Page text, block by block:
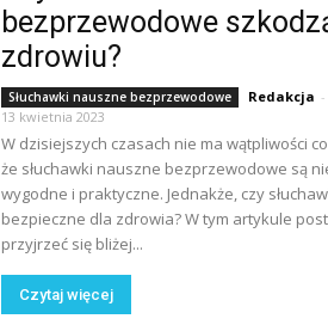
bezprzewodowe
zdrowiu?
Słuchawki nauszne bezprzewodowe Redakcja -
13 kwietnia 2023
W dzisiejszych czasach nie ma wątpliwości
że słuchawki nauszne bezprzewodowe są
wygodne i praktyczne. Jednakże, czy
bezpieczne dla zdrowia? W tym artykule
przyjrzeć się bliżej...
Czytaj więcej